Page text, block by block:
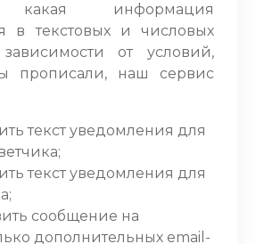
какая информация
в текстовых и числовых
от условий,
прописали, наш сервис
текст уведомления для
текст уведомления для
сообщение на
дополнительных email-